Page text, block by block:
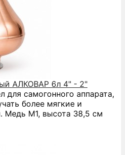
АЛКОВАР 6л 4" - 2"
для самогонного аппарата,
более мягкие и
Медь М1, высота 38,5 см